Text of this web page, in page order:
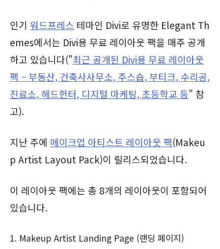
인기 워드프레스 테마인 Divi로 유명한 Elegant Th
emes에서는 Divi용 무료 레이아웃 팩을 매주 공개
하고 있습니다("최근 공개된 Divi용 무료 레이아웃
팩 – 부동산, 건축사사무소, 주스숍, 부티크, 수리공,
진료소, 헤드헌터, 디지털 마케팅, 초등학교 등" 참
고).
지난 주에 메이크업 아티스트 레이아웃 팩(Makeu
p Artist Layout Pack)이 릴리스되었습니다.
이 레이아웃 팩에는 총 8개의 레이아웃이 포함되어
있습니다.
Makeup Artist Landing Page (랜딩 페이지)